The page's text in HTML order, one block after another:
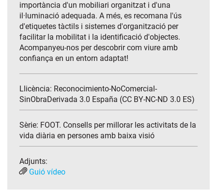
importància d'un mobiliari organitzat i d'una
il·luminació adequada. A més, es recomana l'ús
d'etiquetes tàctils i sistemes d'organització per
facilitar la mobilitat i la identificació d'objectes.
Acompanyeu-nos per descobrir com viure amb
confiança en un entorn adaptat!
Llicència: Reconocimiento-NoComercial-
SinObraDerivada 3.0 España (CC BY-NC-ND 3.0 ES)
Sèrie: FOOT. Consells per millorar les activitats de la
vida diària en persones amb baixa visió
Adjunts:
Guió vídeo